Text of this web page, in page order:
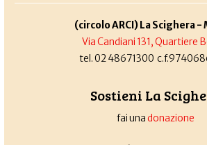
(circolo ARCI) La Scighera -
Via Candiani 131, Quartiere
tel. 02 48671300
Sostieni La
fai unadonazione